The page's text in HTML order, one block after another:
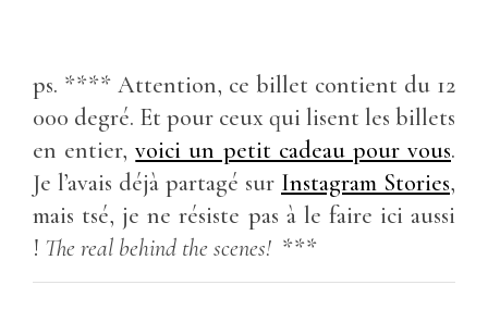
ps. **** Attention, ce billet contient du 12
000 degré. Et pour ceux qui lisent les billets
en entier,voici un petit cadeau pour vous.
Je l’avais déjà partagé sur Instagram Stories,
mais tsé, je ne résiste pas à le faire ici aussi
! The real behind the scenes! ***